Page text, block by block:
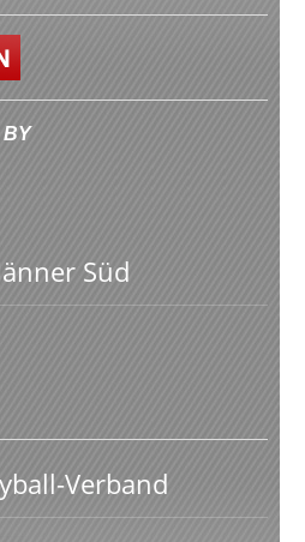
BY
Süd
Verband